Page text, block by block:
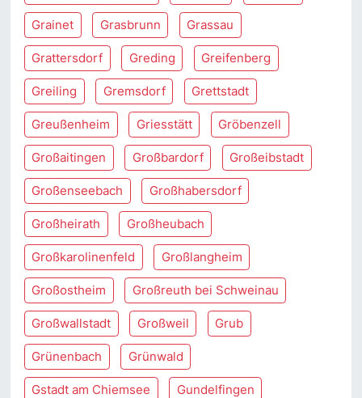
Grainet Grasbrunn Grassau
Grattersdorf Greding Greifenberg
Greiling Gremsdorf Grettstadt
Greußenheim Griesstätt Gröbenzell
Großaitingen Großbardorf Großeibstadt
Großenseebach Großhabersdorf
Großheirath Großheubach
Großkarolinenfeld Großlangheim
Großostheim Großreuth bei Schweinau
Großwallstadt Großweil Grub
Grünenbach Grünwald
Gstadt am Chiemsee Gundelfingen